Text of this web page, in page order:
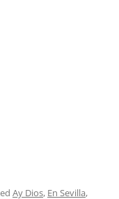
Ay Dios, En Sevilla,